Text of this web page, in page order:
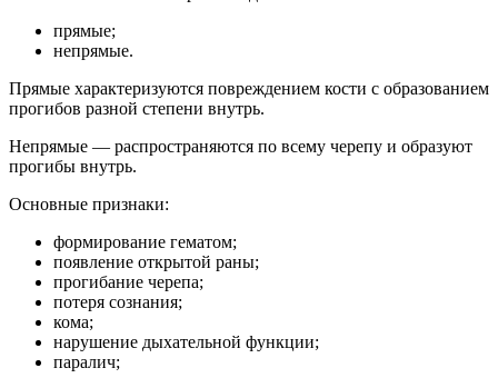
прямые;
непрямые.
Прямые характеризуются повреждением кости с образованием
прогибов разной степени внутрь.
Непрямые — распространяются по всему черепу и образуют
прогибы внутрь.
Основные признаки:
формирование гематом;
появление открытой раны;
прогибание черепа;
потеря сознания;
кома;
нарушение дыхательной функции;
паралич;